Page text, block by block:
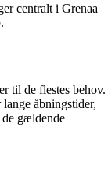
centralt i Grenaa
til de flestes behov.
åbningstider,
de gældende